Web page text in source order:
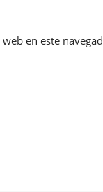
en este